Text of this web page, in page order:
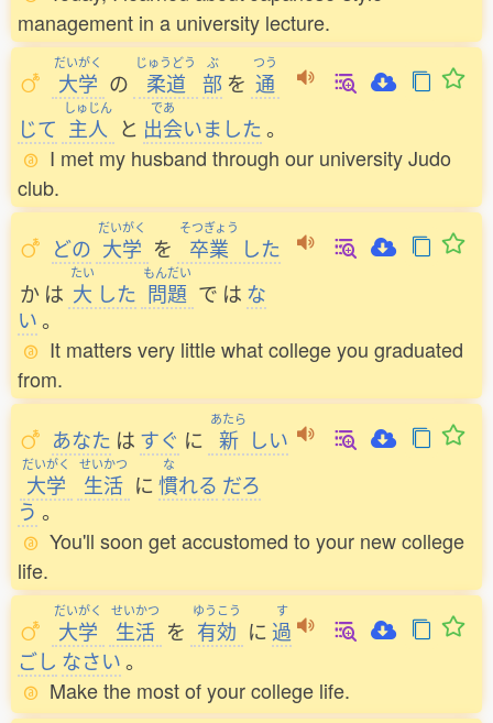
management in a university lecture.
だいがく
大学 の
じゅうどう
柔道
ぶ
部 を
つう
通
じて
しゅじん
主人 と
であ
出会いました。
I met my husband through our university Judo
club.
どの
だいがく
大学 を
そつぎょう
卒業
した
か は
たい
大 した
もんだい
問題 で は な
い。
It matters very little what college you graduated
from.
あなた は すぐ に
あたら
新 しい
だいがく
大学
せいかつ
生活 に
な
慣れる だろ
う 。
You'll soon get accustomed to your new college
life.
だいがく
大学
せいかつ
生活 を
ゆうこう
有効 に
す
過
ごし なさい。
Make the most of your college life.